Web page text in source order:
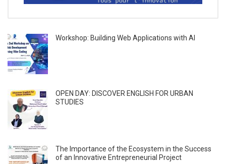
Workshop: Building Web Applications with AI
OPEN DAY: DISCOVER ENGLISH FOR URBAN
STUDIES
The Importance of the Ecosystem in the Success
of an Innovative Entrepreneurial Project